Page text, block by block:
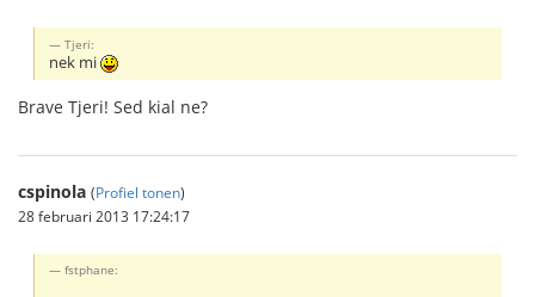
Tjeri:
nek mi
Brave Tjeri! Sed kial ne?
cspinola (Profiel tonen)
28 februari 2013 17:24:17
fstphane: